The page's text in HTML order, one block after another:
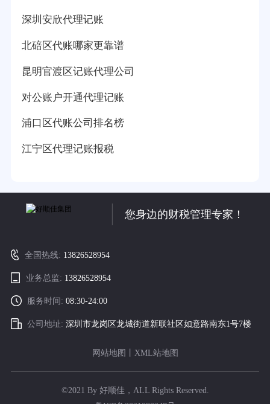
深圳安欣代理记账
北碚区代账哪家更靠谱
昆明官渡区记账代理公司
对公账户开通代理记账
浦口区代账公司排名榜
江宁区代理记账报税
您身边的财税管理专家！
全国热线: 13826528954
业务总监: 13826528954
服务时间:08:30-24:00
公司地址:深圳市龙岗区龙城街道新联社区如意路南东1号7楼
网站地图 XML站地图
©2021 By 好顺佳，ALL Rights Reserved.